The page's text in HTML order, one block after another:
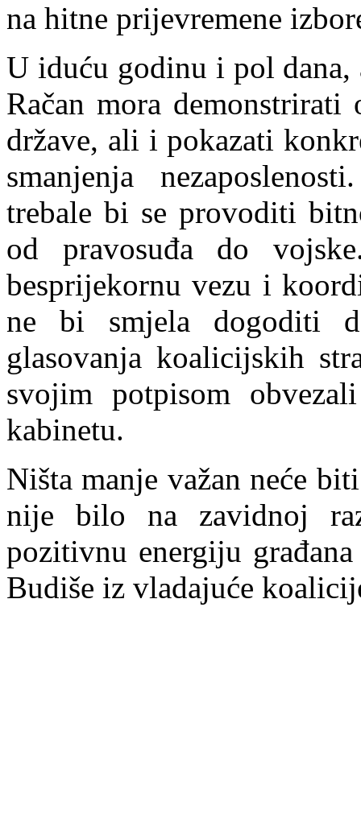
na hitne prijevremene
U iduću godinu i pol
Račan mora
države, ali i pokazati
smanjenja
trebale bi se provoditi
od pravosuđa do
besprijekornu vezu i
ne bi smjela dogoditi
glasovanja koalicijskih
svojim potpisom
kabinetu.
Ništa manje važan neće
nije bilo na zavidnoj
pozitivnu energiju
Budiše iz vladajuće